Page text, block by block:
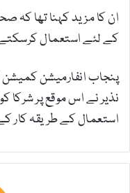
ان کا مزید کہنا تھا کہ
کے لئے استعمال
پنجاب انفارمیشن کمیشن
نذیر نے اس موقع پر شرکا
استعمال کے طریقہ کار